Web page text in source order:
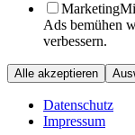
Marketing
Ads bemühen
verbessern.
Alle akzeptieren
Datenschutz
Impressum